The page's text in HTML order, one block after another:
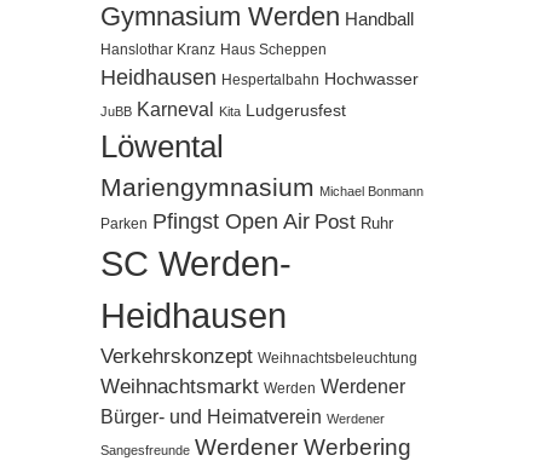
Gymnasium Werden Handball
Hanslothar Kranz Haus Scheppen
Heidhausen Hespertalbahn Hochwasser
JuBB Karneval Kita Ludgerusfest
Löwental
Mariengymnasium Michael Bonmann
Parken Pfingst Open Air Post Ruhr
SC Werden-
Heidhausen
Verkehrskonzept Weihnachtsbeleuchtung
Weihnachtsmarkt Werden Werdener
Bürger- und Heimatverein Werdener
Sangesfreunde Werdener Werbering